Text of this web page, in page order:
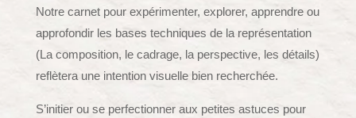
Notre carnet pour expérimenter, explorer, apprendre ou
approfondir les bases techniques de la représentation
(La composition, le cadrage, la perspective, les détails)
reflètera une intention visuelle bien recherchée.
S’initier ou se perfectionner aux petites astuces pour